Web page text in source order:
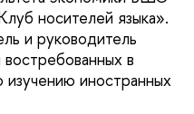
носителей языка».
и руководитель
в
изучению иностранных